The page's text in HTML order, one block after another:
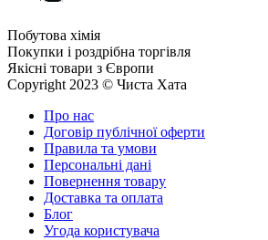
Побутова хімія
Покупки і роздрібна торгівля
Якісні товари з Європи
Copyright 2023 © Чиста Хата
Про нас
Договір публічної оферти
Правила та умови
Персональні дані
Повернення товару
Доставка та оплата
Блог
Угода користувача